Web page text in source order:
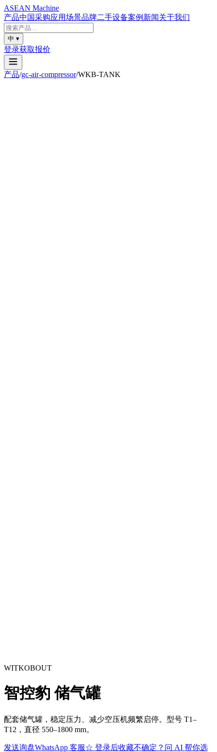
ASEAN Machine
产品中国采购应用场景品牌二手设备案例 新闻关于我们
中 ▾
登录获取报价
产品/gc-air-compressor/WKB-TANK
WITKOBOUT
智控豹 储气罐
配套储气罐，稳定压力、减少空压机频繁启停。型号 T1–
T12，直径 550–1800 mm。
发送询盘WhatsApp 客服☆ 登录后收藏不确定？问 AI 帮你选